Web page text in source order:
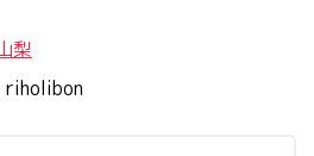
梨
riholibon